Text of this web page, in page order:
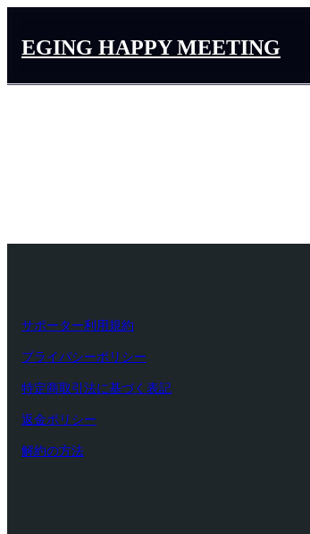
ス
EGING HAPPY MEETING
サポーター利用規約
プライバシーポリシー
特定商取引法に基づく表記
返金ポリシー
解約の方法